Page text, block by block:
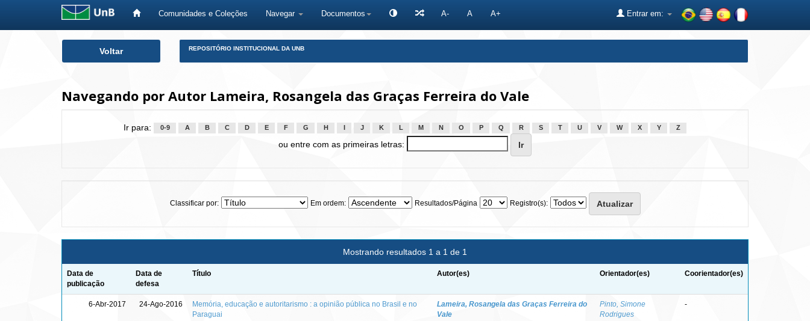
Comunidades e Coleções Navegar Documentos A- A A+ Entrar em:
Voltar REPOSITÓRIO INSTITUCIONAL DA UNB
Navegando por Autor Lameira, Rosangela das Graças Ferreira do Vale
Ir para: 0-9 A B C D E F G H J K L M N O P Q R S T U V W X Y Z
ou entre com as primeiras letras:
Classificar por: Em ordem: Resultados/Página Registro(s):
Mostrando resultados 1 a 1 de 1
Data de
publicação
Data de
defesa
Título Autor(es) Orientador(es) Coorientador(es)
6-Abr-2017 24-Ago-2016
Memória, educação e autoritarismo : a opinião pública no Brasil e no
Paraguai
Lameira, Rosangela das Graças Ferreira do
Vale
Pinto, Simone
Rodrigues
-